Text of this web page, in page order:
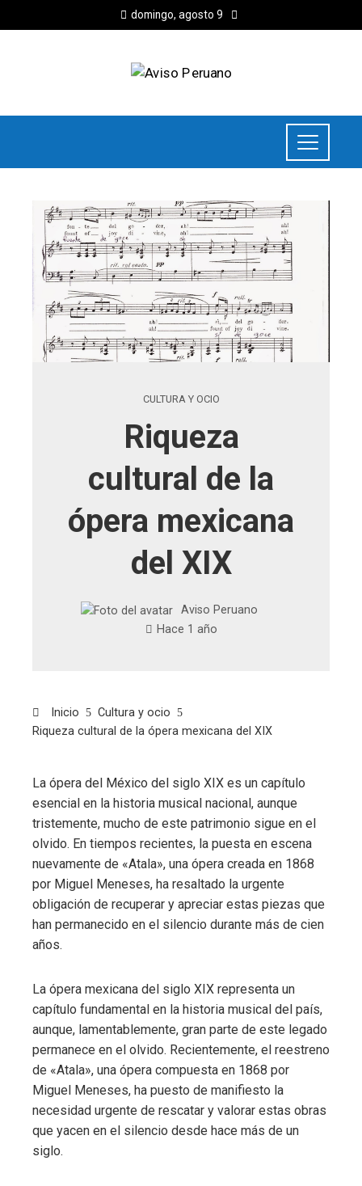
domingo, agosto 9
CULTURA Y OCIO
Riqueza
cultural de la
ópera mexicana
del XIX
Aviso Peruano
Hace 1 año
Inicio
Cultura y ocio
Riqueza cultural de la ópera mexicana del XIX
La ópera del México del siglo XIX es un capítulo
esencial en la historia musical nacional, aunque
tristemente, mucho de este patrimonio sigue en el
olvido. En tiempos recientes, la puesta en escena
nuevamente de «Atala», una ópera creada en 1868
por Miguel Meneses, ha resaltado la urgente
obligación de recuperar y apreciar estas piezas que
han permanecido en el silencio durante más de cien
años.
​La ópera mexicana del siglo XIX representa un
capítulo fundamental en la historia musical del país,
aunque, lamentablemente, gran parte de este legado
permanece en el olvido. Recientemente, el reestreno
de «Atala», una ópera compuesta en 1868 por
Miguel Meneses, ha puesto de manifiesto la
necesidad urgente de rescatar y valorar estas obras
que yacen en el silencio desde hace más de un
siglo.​